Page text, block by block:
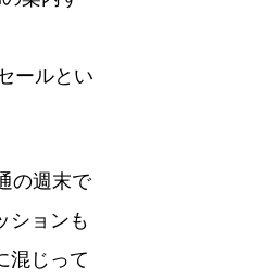
ールとい
の週末で
ションも
混じって